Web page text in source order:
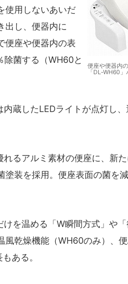
便座や便器内
「DL‐WH60
使用しないあいだ
出し、便器内に
便座や便器内の表
菌する（WH60と
蔵したLEDライトが点灯し
るアルミ素材の便座に、新
塗装を採用。便座表面の菌を
を温める「W瞬間方式」や
風乾燥機能（WH60のみ）、
ある。